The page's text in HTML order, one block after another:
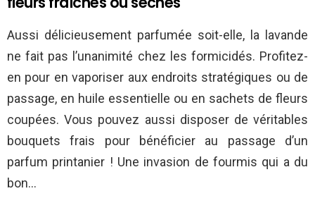
Aussi délicieusement parfumée soit-elle, la lavande
ne fait pas l’unanimité chez les formicidés. Profitez-
en pour en vaporiser aux endroits stratégiques ou de
passage, en huile essentielle ou en sachets de fleurs
coupées. Vous pouvez aussi disposer de véritables
bouquets frais pour bénéficier au passage d’un
parfum printanier ! Une invasion de fourmis qui a du
bon…